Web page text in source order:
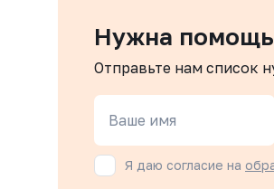
Нужна помощь
Отправьте нам список
Ваше имя
Я даю согласие на